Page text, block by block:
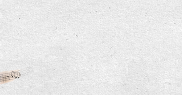
- wir sind dabei!